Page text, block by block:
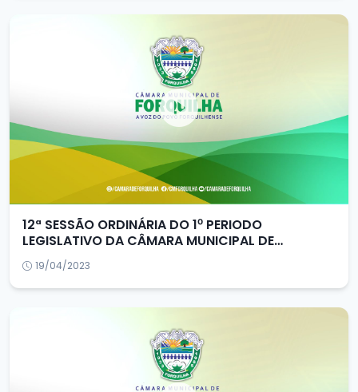
12ª SESSÃO ORDINÁRIA DO 1⁰ PERIODO
LEGISLATIVO DA CÂMARA MUNICIPAL DE
FORQUILHA/CE
19/04/2023